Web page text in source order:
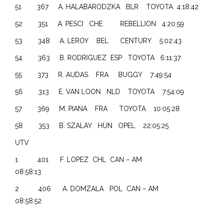
51 367 A. HALABARODZKA BLR TOYOTA 4:18:42
52 351 A. PESCI CHE REBELLION 4:20:59
53 348 A. LEROY BEL CENTURY 5:02:43
54 363 B. RODRIGUEZ ESP TOYOTA 6:11:37
55 373 R. AUDAS FRA BUGGY 7:49:54
56 313 E. VAN LOON NLD TOYOTA 7:54:09
57 369 M. PIANA FRA TOYOTA 10:05:28
58 353 B. SZALAY HUN OPEL 22:05:25
UTV
1 401 F. LOPEZ CHL CAN – AM
08:58:13
2 406 A. DOMZALA POL CAN – AM
08:58:52